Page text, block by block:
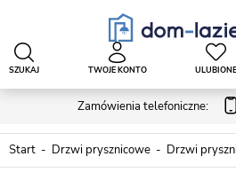
Zamówienia telefoniczne:
SZUKAJ TWOJE KONTO ULUBIONE
Start Drzwi prysznicowe Drzwi